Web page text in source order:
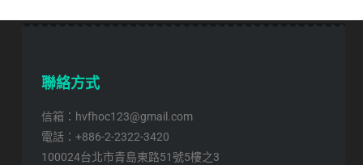
聯絡方式
信箱：hvfhoc123@gmail.com
電話：+886-2-2322-3420
100024台北市青島東路51號5樓之3